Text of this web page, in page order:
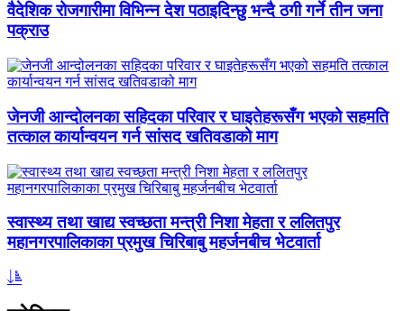
वैदेशिक रोजगारीमा विभिन्न देश पठाइदिन्छु भन्दै ठगी गर्ने तीन जना
पक्राउ
जेनजी आन्दोलनका सहिदका परिवार र घाइतेहरूसँग भएको सहमति
तत्काल कार्यान्वयन गर्न सांसद खतिवडाको माग
स्वास्थ्य तथा खाद्य स्वच्छता मन्त्री निशा मेहता र ललितपुर
महानगरपालिकाका प्रमुख चिरिबाबु महर्जनबीच भेटवार्ता